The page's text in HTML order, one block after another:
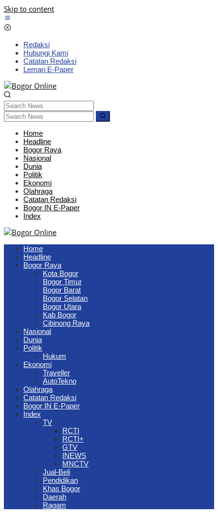
Skip to content
Redaksi
Hubungi Kami
Catatan Redaksi
Lemari E-Paper
Home
Headline
Bogor Raya
Nasional
Dunia
Politik
Ekonomi
Olahraga
Catatan Redaksi
Bogor IN E-Paper
Index
Home
Headline
Bogor Raya
Kota Bogor
Bogor Timur
Bogor Barat
Bogor Selatan
Bogor Utara
Kab Bogor
Cibinong Raya
Nasional
Dunia
Politik
Hukum
Ekonomi
Traveller
AutoTekno
Olahraga
Catatan Redaksi
Bogor IN E-Paper
Index
TV
RCTI
RCTI+
GTV
INEWS
MNCTV
Jual-Beli
Pendidikan
Khas Bogor
Daerah
Ragam